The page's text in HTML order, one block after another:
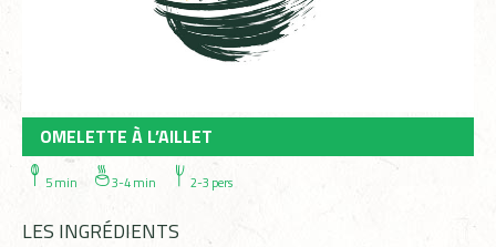
OMELETTE À L’AILLET
5 min 3-4 min 2-3 pers
LES INGRÉDIENTS